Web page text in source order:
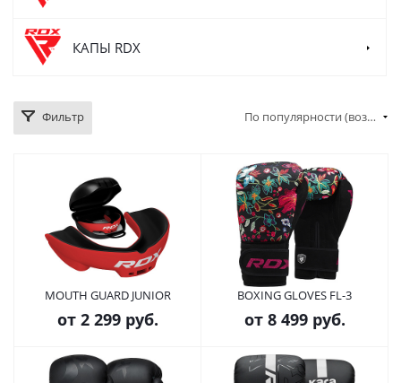
КАПЫ RDX
Фильтр По популярности (возрастание)
MOUTH GUARD JUNIOR
от 2 299 руб.
BOXING GLOVES FL-3
от 8 499 руб.